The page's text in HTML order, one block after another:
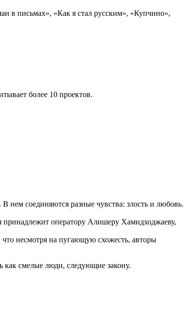
в письмах», «Как я стал русским», «Купчино»,
более 10 проектов.
нем соединяются разные чувства: злость и любовь.
оператору Алишеру Хамидходжаеву,
несмотря на пугающую схожесть, авторы
смелые люди, следующие закону.